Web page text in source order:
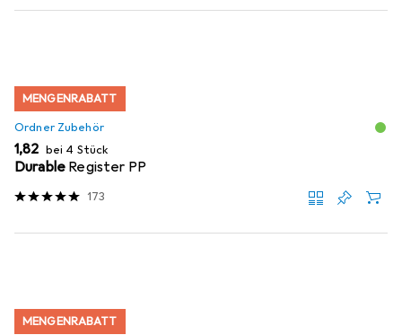
MENGENRABATT
Ordner Zubehör
EUR
1,82 bei 4 Stück
Durable Register PP
173
MENGENRABATT